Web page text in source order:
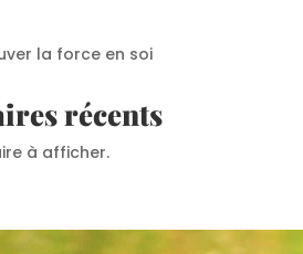
la force en soi
récents
à afficher.